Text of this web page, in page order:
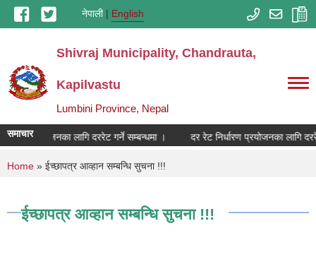
Skip to main contentनेपाली English
Shivraj Municipality, Chandrauta,
Kapilvastu
Lumbini Province, Nepal
समाचारप्रयोजनका लागि दररेट गर्ने सम्बन्धमा । दर रेट निर्धारण प्रयोजनका लागि दररेट
You are here
Home » ईच्छापत्र आव्हान सम्बन्धि सुचना !!!
ईच्छापत्र आव्हान सम्बन्धि सुचना !!!